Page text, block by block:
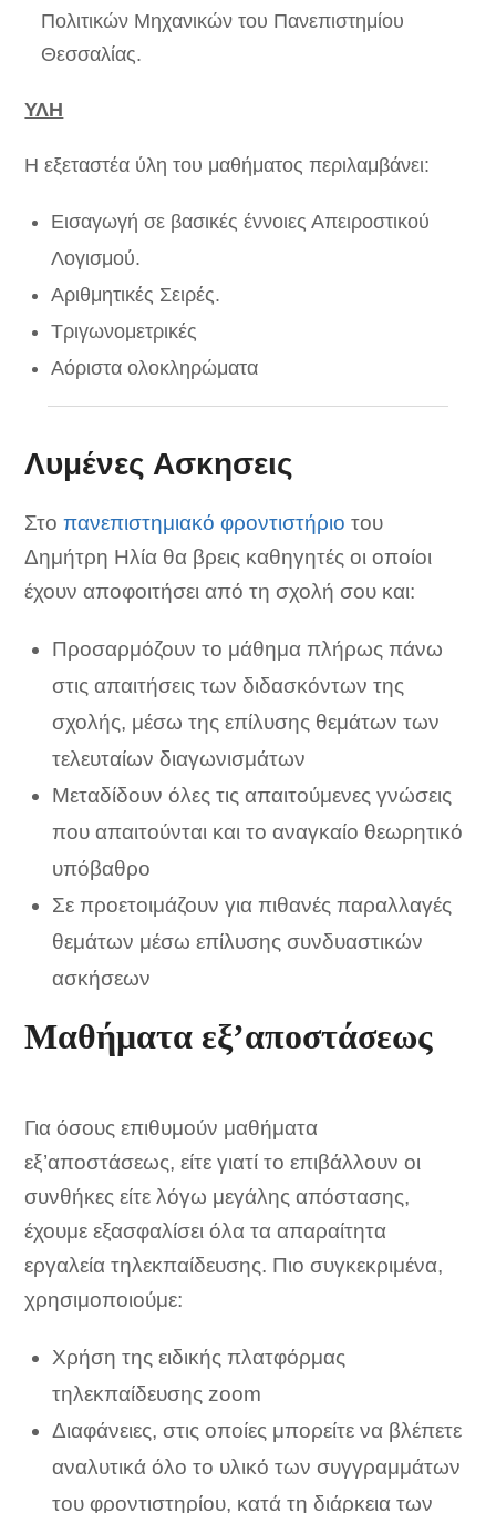
Πολιτικών Μηχανικών του Πανεπιστημίου
Θεσσαλίας.
ΥΛΗ
Η εξεταστέα ύλη του μαθήματος περιλαμβάνει:
Εισαγωγή σε βασικές έννοιες Απειροστικού
Λογισμού.
Αριθμητικές Σειρές.
Τριγωνομετρικές
Αόριστα oλοκληρώματα
Λυμένες Ασκησεις
Στοπανεπιστημιακό φροντιστήριο του
Δημήτρη Ηλία θα βρεις καθηγητές οι οποίοι
έχουν αποφοιτήσει από τη σχολή σου και:
Προσαρμόζουν το μάθημα πλήρως πάνω
στις απαιτήσεις των διδασκόντων της
σχολής, μέσω της επίλυσης θεμάτων των
τελευταίων διαγωνισμάτων
Μεταδίδουν όλες τις απαιτούμενες γνώσεις
που απαιτούνται και το αναγκαίο θεωρητικό
υπόβαθρο
Σε προετοιμάζουν για πιθανές παραλλαγές
θεμάτων μέσω επίλυσης συνδυαστικών
ασκήσεων
Μαθήματα εξ’αποστάσεως
Για όσους επιθυμούν μαθήματα
εξ’αποστάσεως, είτε γιατί το επιβάλλουν οι
συνθήκες είτε λόγω μεγάλης απόστασης,
έχουμε εξασφαλίσει όλα τα απαραίτητα
εργαλεία τηλεκπαίδευσης. Πιο συγκεκριμένα,
χρησιμοποιούμε:
Χρήση της ειδικής πλατφόρμας
τηλεκπαίδευσης zoom
Διαφάνειες, στις οποίες μπορείτε να βλέπετε
αναλυτικά όλο το υλικό των συγγραμμάτων
του φροντιστηρίου, κατά τη διάρκεια των